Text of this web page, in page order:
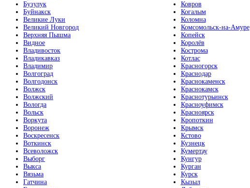
Бузулук
Буйнакск
Великие Луки
Великий Новгород
Верхняя Пышма
Видное
Владивосток
Владикавказ
Владимир
Волгоград
Волгодонск
Волжск
Волжский
Вологда
Вольск
Воркута
Воронеж
Воскресенск
Воткинск
Всеволожск
Выборг
Выкса
Вязьма
Гатчина
Ковров
Когалым
Коломна
Комсомольск-на-Амуре
Копейск
Королёв
Кострома
Котлас
Красногорск
Краснодар
Краснокаменск
Краснокамск
Краснотурьинск
Красноуфимск
Красноярск
Кропоткин
Крымск
Кстово
Кузнецк
Кумертау
Кунгур
Курган
Курск
Кызыл